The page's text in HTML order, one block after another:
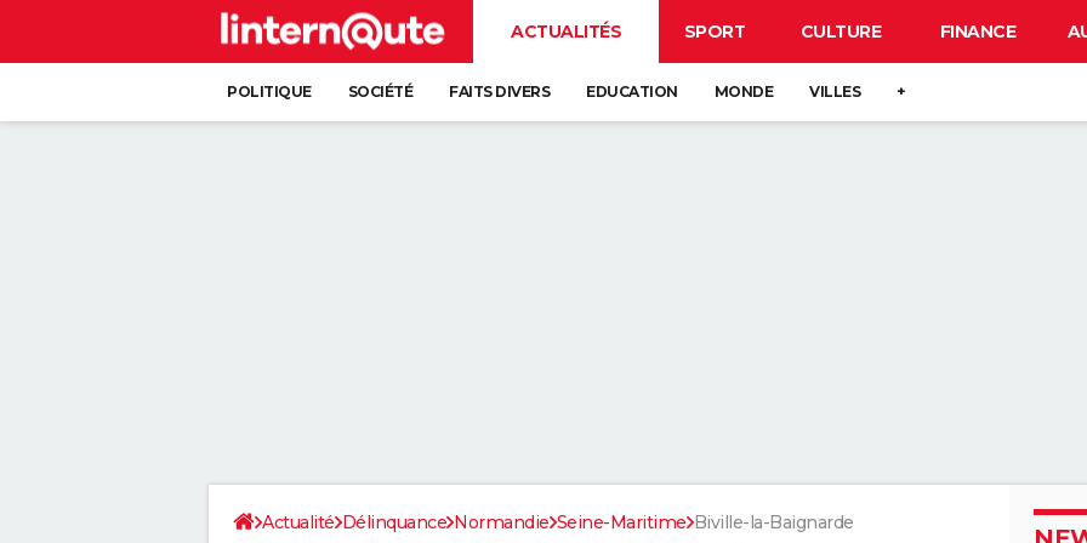
ACTUALITÉS SPORT CULTURE FINANCE
POLITIQUE SOCIÉTÉ FAITS DIVERS EDUCATION MONDE VILLES +
Actualité Délinquance Normandie Seine-Maritime Biville-la-Baignarde